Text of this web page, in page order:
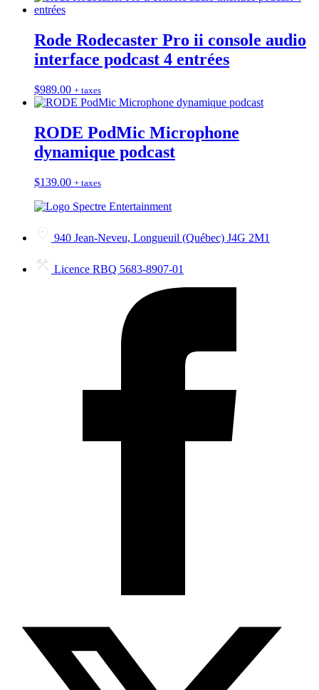
Rode Rodecaster Pro ii console audio
interface podcast 4 entrées
$989.00 + taxes
RODE PodMic Microphone
dynamique podcast
$139.00 + taxes
940 Jean-Neveu, Longueuil (Québec) J4G 2M1
Licence RBQ 5683-8907-01